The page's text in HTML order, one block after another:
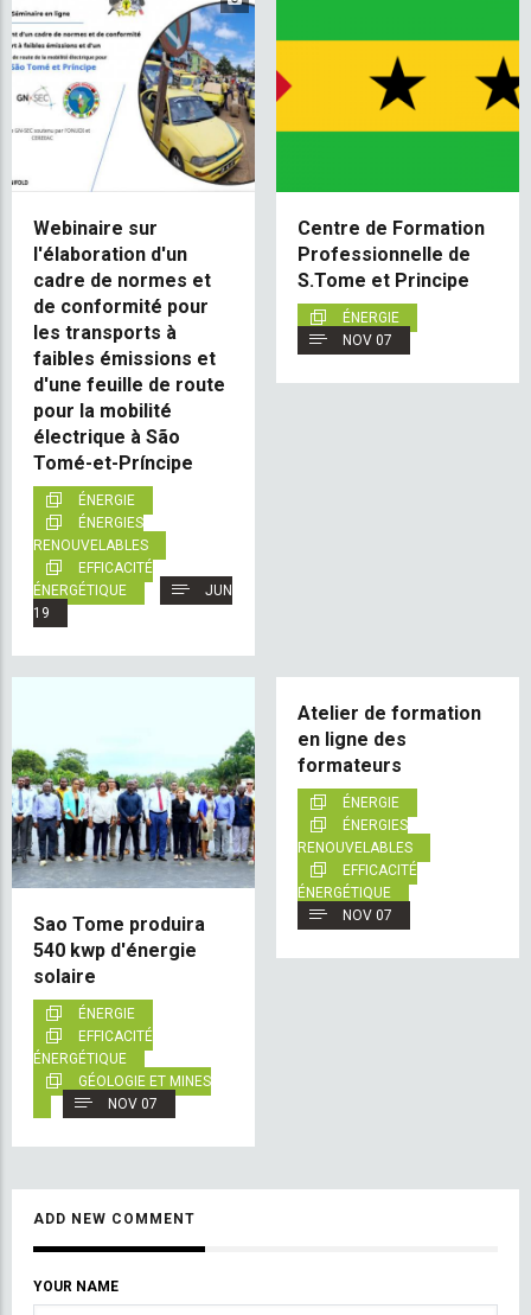
Webinaire sur
l'élaboration d'un
cadre de normes et
de conformité pour
les transports à
faibles émissions et
d'une feuille de route
pour la mobilité
électrique à São
Tomé-et-Príncipe
ÉNERGIE
ÉNERGIES
RENOUVELABLES
EFFICACITÉ
ÉNERGÉTIQUE
JUN
19
Centre de Formation
Professionnelle de
S.Tome et Principe
ÉNERGIE
NOV 07
Sao Tome produira
540 kwp d'énergie
solaire
ÉNERGIE
EFFICACITÉ
ÉNERGÉTIQUE
GÉOLOGIE ET MINES
NOV 07
Atelier de formation
en ligne des
formateurs
ÉNERGIE
ÉNERGIES
RENOUVELABLES
EFFICACITÉ
ÉNERGÉTIQUE
NOV 07
ADD NEW COMMENT
YOUR NAME